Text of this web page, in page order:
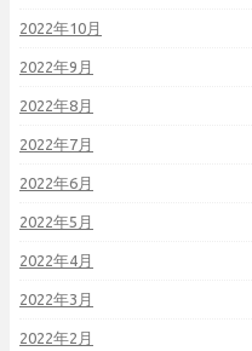
2022年10月
2022年9月
2022年8月
2022年7月
2022年6月
2022年5月
2022年4月
2022年3月
2022年2月